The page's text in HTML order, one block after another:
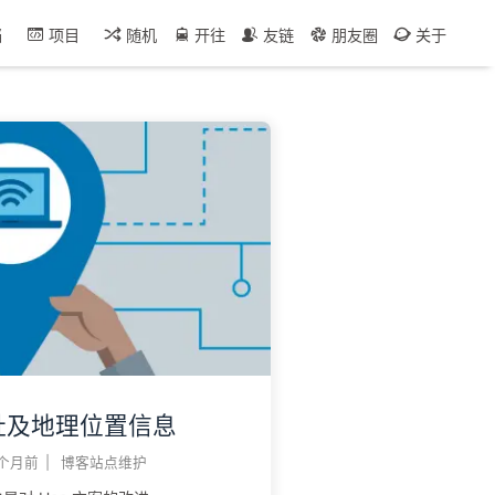
项目 随机 开往 友链 朋友圈 关于
地理位置信息
月前 博客站点维护